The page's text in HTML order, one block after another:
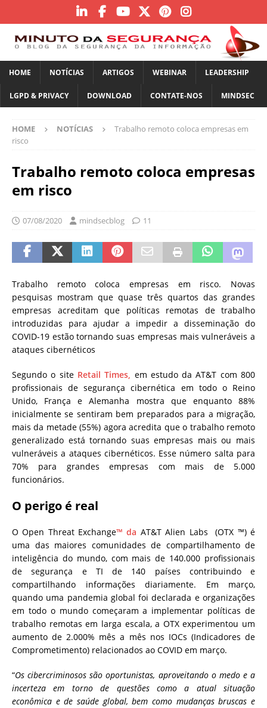
HOME NOTÍCIAS ARTIGOS WEBINAR LEADERSHIP
LGPD & PRIVACY DOWNLOAD CONTATE-NOS MINDSEC
HOME NOTÍCIAS
Trabalho remoto coloca empresas em
risco
Trabalho remoto coloca empresas
em risco
07/08/2020 mindsecblog 11
Trabalho remoto coloca empresas em risco. Novas
pesquisas mostram que quase três quartos das grandes
empresas acreditam que políticas remotas de trabalho
introduzidas para ajudar a impedir a disseminação do
COVID-19 estão tornando suas empresas mais vulneráveis ​​a
ataques cibernéticos
Segundo o site Retail Times, em estudo da AT&T com 800
profissionais de segurança cibernética em todo o Reino
Unido, França e Alemanha mostra que enquanto 88%
inicialmente se sentiram bem preparados para a migração,
mais da metade (55%) agora acredita que o trabalho remoto
generalizado está tornando suas empresas mais ou mais
vulneráveis ​​a ataques cibernéticos. Esse número salta para
70% para grandes empresas com mais de 5.000
funcionários.
O perigo é real
O Open Threat Exchange™ da AT&T Alien Labs (OTX ™) é
uma das maiores comunidades de compartilhamento de
inteligência do mundo, com mais de 140.000 profissionais
de segurança e TI de 140 países contribuindo e
compartilhando informações diariamente. Em março,
quando uma pandemia global foi declarada e organizações
em todo o mundo começaram a implementar políticas de
trabalho remotas em larga escala, a OTX experimentou um
aumento de 2.000% mês a mês nos IOCs (Indicadores de
Comprometimento) relacionados ao COVID em março.
“Os cibercriminosos são oportunistas, aproveitando o medo e a
incerteza em torno de questões como a atual situação
econômica e de saúde global, bem como mudanças bruscas e